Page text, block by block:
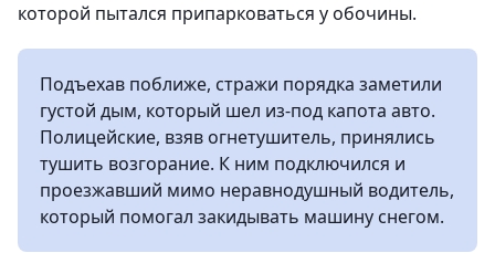
которой пытался припарковаться у обочины.
Подъехав поближе, стражи порядка заметили
густой дым, который шел из-под капота авто.
Полицейские, взяв огнетушитель, принялись
тушить возгорание. К ним подключился и
проезжавший мимо неравнодушный водитель,
который помогал закидывать машину снегом.